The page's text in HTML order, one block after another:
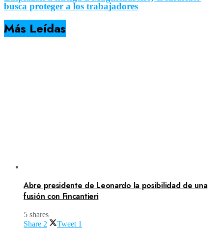
busca proteger a los trabajadores
Más Leídas
Abre presidente de Leonardo la posibilidad de una
fusión con Fincantieri
5 shares
Share 2 Tweet 1